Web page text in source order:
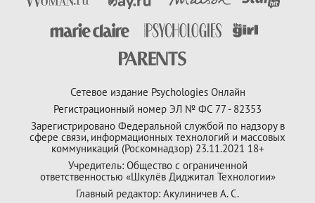
Сетевое издание Psychologies Онлайн
Регистрационный номер ЭЛ № ФС 77 - 82353
Зарегистрировано Федеральной службой по надзору в
сфере связи, информационных технологий и массовых
коммуникаций (Роскомнадзор) 23.11.2021 18+
Учредитель: Общество с ограниченной
ответственностью «Шкулёв Диджитал Технологии»
Главный редактор: Акулиничев А. С.